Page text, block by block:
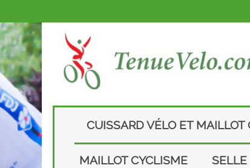
CUISSARD VÉLO ET MAILLOT
MAILLOT CYCLISME SELLE